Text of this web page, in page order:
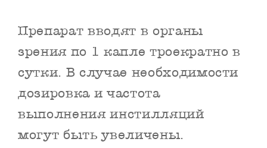
Препарат вводят в органы
зрения по 1 капле троекратно в
сутки. В случае необходимости
дозировка и частота
выполнения инстилляций
могут быть увеличены.